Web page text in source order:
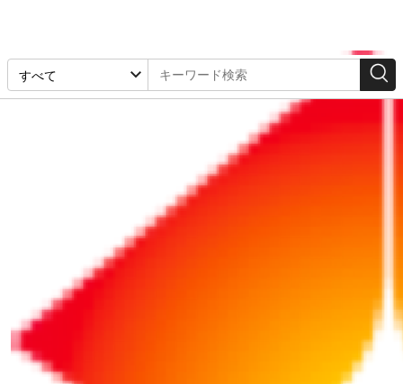
リポート
2026/07/31
社員のミスで会社に損害
が……。 本人への賠償請
【コスト削減の教科書
（7）】「福利厚生費」